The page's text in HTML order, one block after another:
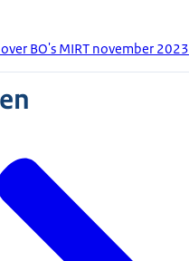
BO's MIRT november 2023